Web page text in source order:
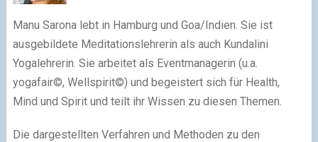
Manu Sarona lebt in Hamburg und Goa/Indien. Sie ist
ausgebildete Meditationslehrerin als auch Kundalini
Yogalehrerin. Sie arbeitet als Eventmanagerin (u.a.
yogafair©, Wellspirit©) und begeistert sich für Health,
Mind und Spirit und teilt ihr Wissen zu diesen Themen.
Die dargestellten Verfahren und Methoden zu den